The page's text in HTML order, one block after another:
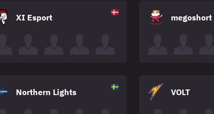
XI Esport megoshort
Northern Lights VOLT